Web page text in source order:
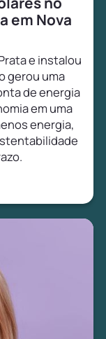
em Nova
e instalou
gerou uma
de energia
em uma
energia,